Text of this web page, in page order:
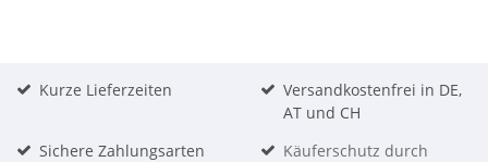
Kurze Lieferzeiten
Versandkostenfrei in DE,
AT und CH
Sichere Zahlungsarten
Käuferschutz durch